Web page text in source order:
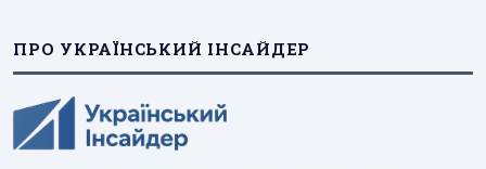
ПРО УКРАЇНСЬКИЙ ІНСАЙДЕР